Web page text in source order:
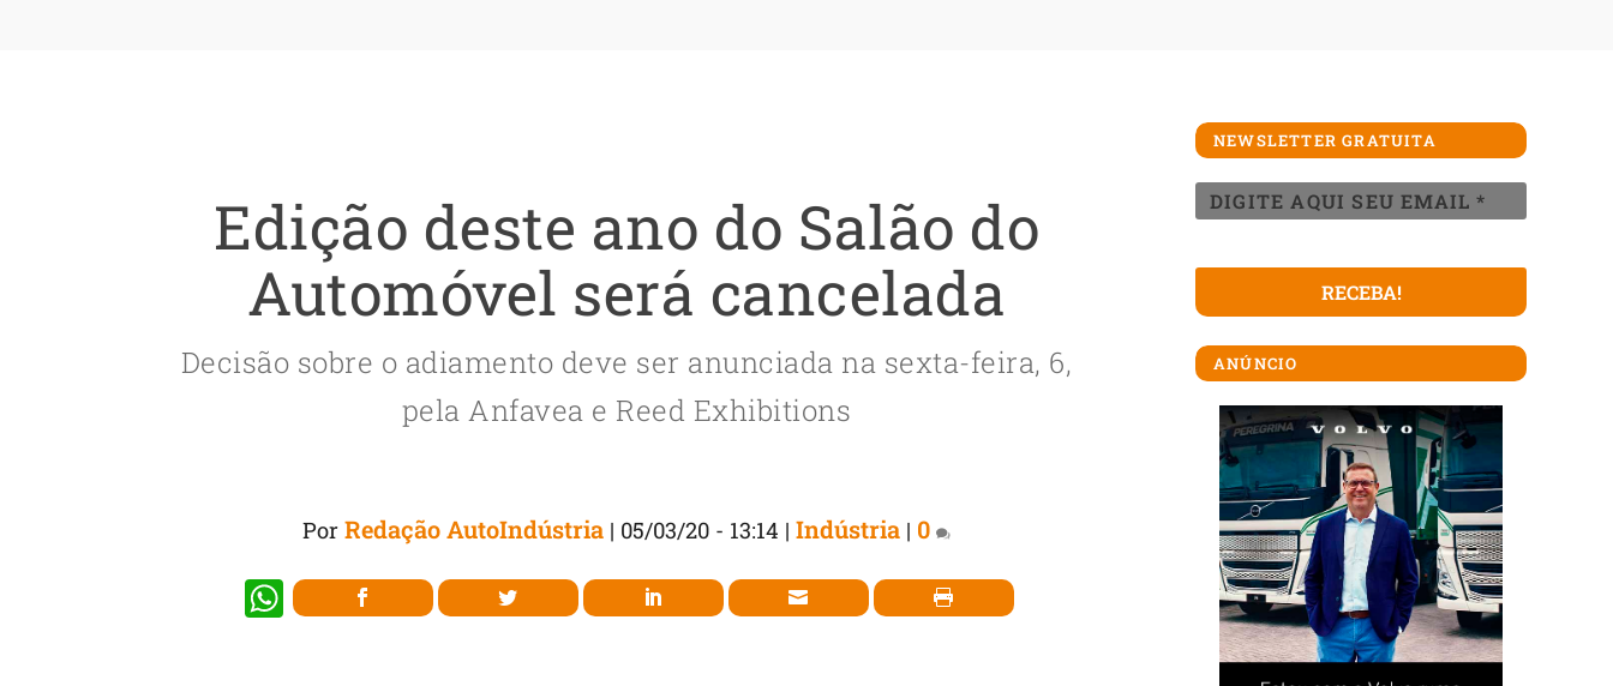
Edição deste ano do Salão do
Automóvel será cancelada
Decisão sobre o adiamento deve ser anunciada na sexta-feira, 6,
pela Anfavea e Reed Exhibitions
Por Redação AutoIndústria | 05/03/20 - 13:14 | Indústria | 0
W
NEWSLETTER GRATUITA
ANÚNCIO